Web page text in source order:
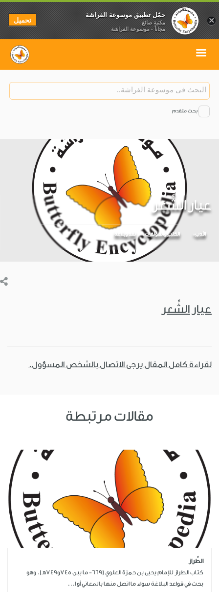
بحث متقدم
عيار الشِّعر
الأدب الكتب والمؤلفات نقد وبلاغة
عيار الشِّعر
لقراءة كامل المقال يرجى الاتصال بالشخص المسؤول.
مقالات مرتبطة
الطِّراز
كتاب الطراز للإمام يحيى بن حمزة العلوي (669- ما بين 745و749هـ). وهو
بحث في قواعد البلاغة سواء ما اتصل منها بالمعاني أو ا...
×
حمّل تطبيق موسوعة الفراشة
مكتبة صائغ
مجاناً - موسوعة الفراشة
تحميل